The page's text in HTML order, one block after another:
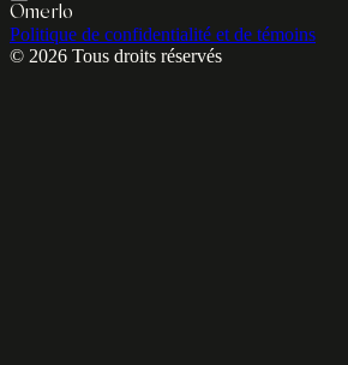
Omerlo
Politique de confidentialité et de témoins
© 2026 Tous droits réservés